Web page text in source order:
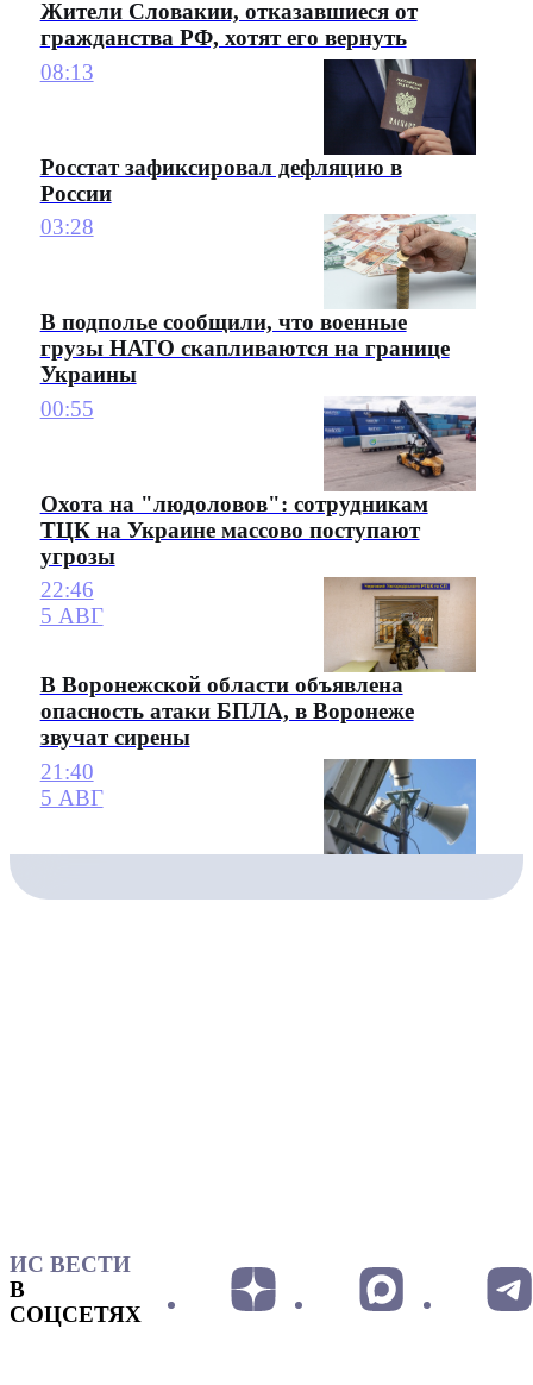
Жители Словакии, отказавшиеся от
гражданства РФ, хотят его вернуть
08:13
Росстат зафиксировал дефляцию в
России
03:28
В подполье сообщили, что военные
грузы НАТО скапливаются на границе
Украины
00:55
Охота на "людоловов": сотрудникам
ТЦК на Украине массово поступают
угрозы
22:46
5 АВГ
В Воронежской области объявлена
опасность атаки БПЛА, в Воронеже
звучат сирены
21:40
5 АВГ
ИС ВЕСТИ
В
СОЦСЕТЯХ